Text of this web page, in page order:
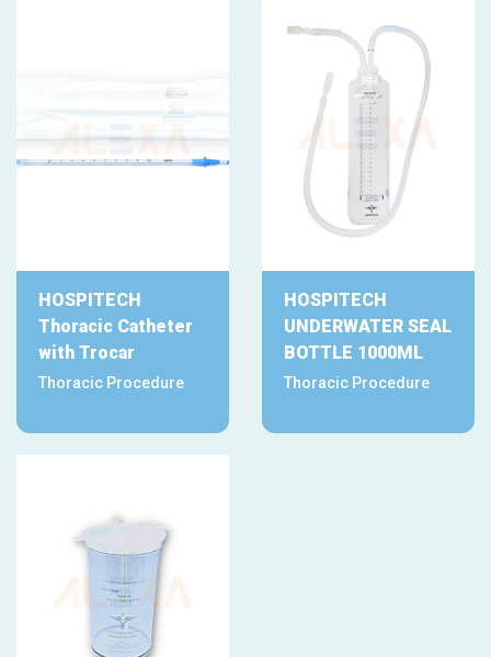
HOSPITECH
Thoracic Catheter
with Trocar
Thoracic Procedure
HOSPITECH
UNDERWATER SEAL
BOTTLE 1000ML
Thoracic Procedure